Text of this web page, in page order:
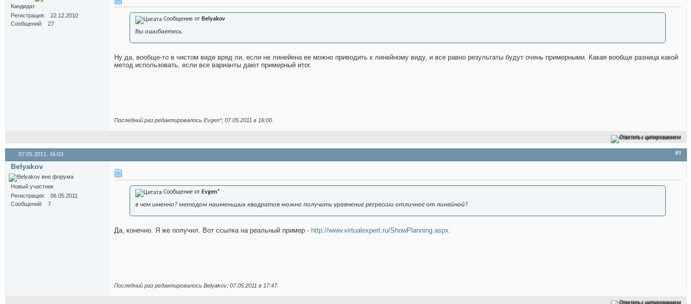
Кандидат
Регистрация
22.12.2010
Сообщений
27
Сообщение от Belyakov
Вы ошибаетесь.
Ну да, вообще-то в чистом виде вряд ли, если не линейена ее можно приводить к линейному виду, и все равно результаты будут очень примерными. Какая вообще разница какой
метод использовать, если все варианты дают примерный итог.
Последний раз редактировалось Evgen*; 07.05.2011 в 16:00
Ответить с цитированием
07.05.2011, 16:03 #9
Belyakov
Новый участник
Регистрация
06.05.2011
Сообщений
7
Сообщение от Evgen*
в чем именно? методом наименьших квадратов можно получить уравнение регрессии отличное от линейной?
Да, конечно. Я же получил. Вот ссылка на реальный пример - http://www.virtualexpert.ru/ShowPlanning.aspx.
Последний раз редактировалось Belyakov; 07.05.2011 в 17:47.